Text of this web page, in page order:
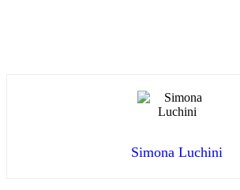
Simona Luchini